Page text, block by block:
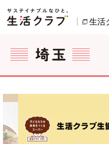
ページの先頭です。
生活